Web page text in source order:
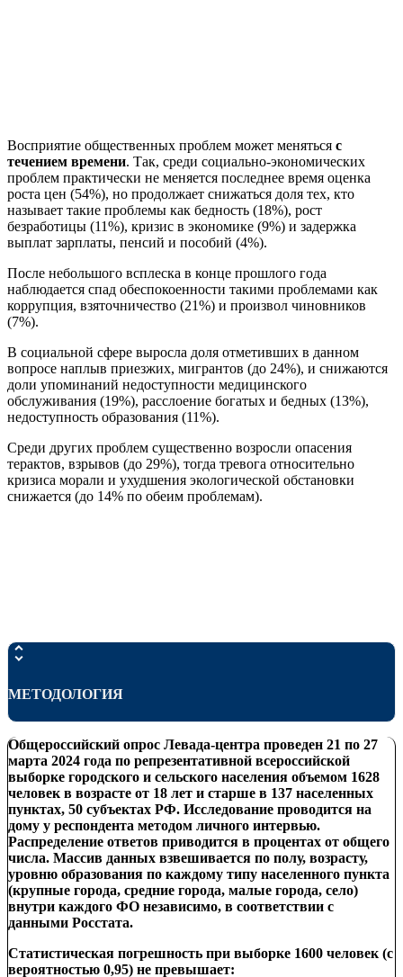
Восприятие общественных проблем может меняться с
течением времени. Так, среди социально-экономических
проблем практически не меняется последнее время оценка
роста цен (54%), но продолжает снижаться доля тех, кто
называет такие проблемы как бедность (18%), рост
безработицы (11%), кризис в экономике (9%) и задержка
выплат зарплаты, пенсий и пособий (4%).
После небольшого всплеска в конце прошлого года
наблюдается спад обеспокоенности такими проблемами как
коррупция, взяточничество (21%) и произвол чиновников
(7%).
В социальной сфере выросла доля отметивших в данном
вопросе наплыв приезжих, мигрантов (до 24%), и снижаются
доли упоминаний недоступности медицинского
обслуживания (19%), расслоение богатых и бедных (13%),
недоступность образования (11%).
Среди других проблем существенно возросли опасения
терактов, взрывов (до 29%), тогда тревога относительно
кризиса морали и ухудшения экологической обстановки
снижается (до 14% по обеим проблемам).
МЕТОДОЛОГИЯ
Общероссийский опрос Левада-центра проведен 21 по 27
марта 2024 года по репрезентативной всероссийской
выборке городского и сельского населения объемом 1628
человек в возрасте от 18 лет и старше в 137 населенных
пунктах, 50 субъектах РФ. Исследование проводится на
дому у респондента методом личного интервью.
Распределение ответов приводится в процентах от общего
числа. Массив данных взвешивается по полу, возрасту,
уровню образования по каждому типу населенного пункта
(крупные города, средние города, малые города, село)
внутри каждого ФО независимо, в соответствии с
данными Росстата.
Статистическая погрешность при выборке 1600 человек (с
вероятностью 0,95) не превышает: